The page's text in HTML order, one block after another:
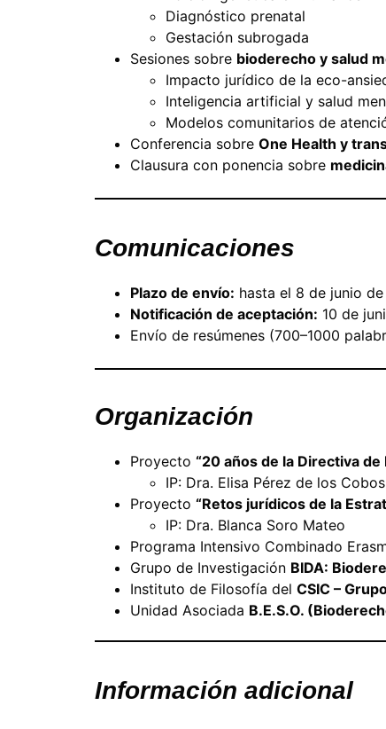
Diagnóstico prenatal
Gestación subrogada
Sesiones sobre bioderecho y salud
Impacto jurídico de la eco-
Inteligencia artificial y salud
Modelos comunitarios de
Conferencia sobre One Health y
Clausura con ponencia sobre
Comunicaciones
Plazo de envío: hasta el 8 de junio
Notificación de aceptación: 10 de
Envío de resúmenes (700–1000
Organización
Proyecto “20 años de la Directiva
IP: Dra. Elisa Pérez de los
Proyecto “Retos jurídicos de la
IP: Dra. Blanca Soro Mateo
Programa Intensivo Combinado
Grupo de Investigación BIDA:
Instituto de Filosofía del CSIC –
Unidad Asociada B.E.S.O.
Información adicional